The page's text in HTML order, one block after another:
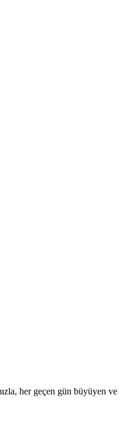
her geçen gün büyüyen ve